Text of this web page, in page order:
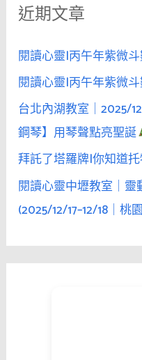
的
單，
是
點
燃
情
慾
的
引
信
字
近期文章
閱讀心靈|丙午年紫微
閱讀心靈|丙午年紫微
台北內湖教室｜2025/
鋼琴】用琴聲點亮聖誕
拜託了塔羅牌|你知道
閱讀心靈中壢教室｜
(2025/12/17–12/18｜桃